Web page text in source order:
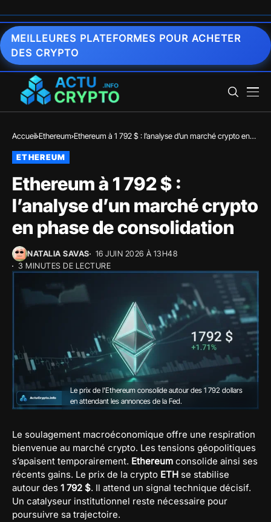
MEILLEURES PLATEFORMES POUR ACHETER
DES CRYPTO
Accueil Ethereum Ethereum à 1 792 $ : l’analyse d’un marché crypto en
ETHEREUM
Ethereum à 1 792 $ :
l’analyse d’un marché crypto
en phase de consolidation
NATALIA SAVAS
16 JUIN 2026 À 13H48
3 MINUTES DE LECTURE
Le prix de l'Ethereum consolide autour des 1 792 dollars
en attendant les annonces de la Fed.
Le soulagement macroéconomique offre une respiration
bienvenue au marché crypto. Les tensions géopolitiques
s’apaisent temporairement. Ethereum consolide ainsi ses
récents gains. Le prix de la crypto ETH se stabilise
autour des 1 792 $. Il attend un signal technique décisif.
Un catalyseur institutionnel reste nécessaire pour
poursuivre sa trajectoire.